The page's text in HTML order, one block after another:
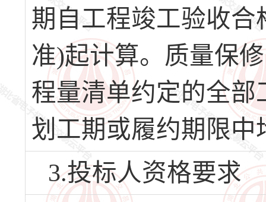
期自工程竣工验收
准)起计算。质量保
程量清单约定的全
划工期或履约期限
3.投标人资格要求